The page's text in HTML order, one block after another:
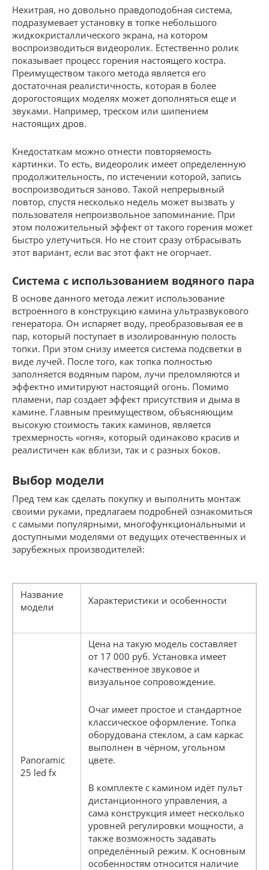
Нехитрая, но довольно правдоподобная система,
подразумевает установку в топке небольшого
жидкокристаллического экрана, на котором
воспроизводиться видеоролик. Естественно ролик
показывает процесс горения настоящего костра.
Преимуществом такого метода является его
достаточная реалистичность, которая в более
дорогостоящих моделях может дополняться еще и
звуками. Например, треском или шипением
настоящих дров.
Кнедостаткам можно отнести повторяемость
картинки. То есть, видеоролик имеет определенную
продолжительность, по истечении которой, запись
воспроизводиться заново. Такой непрерывный
повтор, спустя несколько недель может вызвать у
пользователя непроизвольное запоминание. При
этом положительный эффект от такого горения может
быстро улетучиться. Но не стоит сразу отбрасывать
этот вариант, если вас этот факт не огорчает.
Система с использованием водяного пара
В основе данного метода лежит использование
встроенного в конструкцию камина ультразвукового
генератора. Он испаряет воду, преобразовывая ее в
пар, который поступает в изолированную полость
топки. При этом снизу имеется система подсветки в
виде лучей. После того, как топка полностью
заполняется водяным паром, лучи преломляются и
эффектно имитируют настоящий огонь. Помимо
пламени, пар создает эффект присутствия и дыма в
камине. Главным преимуществом, объясняющим
высокую стоимость таких каминов, является
трехмерность «огня», который одинаково красив и
реалистичен как вблизи, так и с разных боков.
Выбор модели
Пред тем как сделать покупку и выполнить монтаж
своими руками, предлагаем подробней ознакомиться
с самыми популярными, многофункциональными и
доступными моделями от ведущих отечественных и
зарубежных производителей:
Название
модели
Характеристики и особенности
Panoramic
25 led fx
Цена на такую модель составляет
от 17 000 руб. Установка имеет
качественное звуковое и
визуальное сопровождение.
Очаг имеет простое и стандартное
классическое оформление. Топка
оборудована стеклом, а сам каркас
выполнен в чёрном, угольном
цвете.
В комплекте с камином идёт пульт
дистанционного управления, а
сама конструкция имеет несколько
уровней регулировки мощности, а
также возможность задавать
определённый режим. К основным
особенностям относится наличие